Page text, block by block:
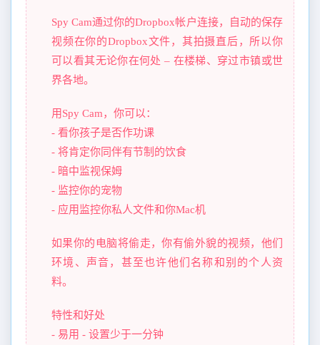
Spy Cam通过你的Dropbox帐户连接，自动的保存
视频在你的Dropbox文件，其拍摄直后，所以你
可以看其无论你在何处 – 在楼梯、穿过市镇或世
界各地。
用Spy Cam，你可以：
- 看你孩子是否作功课
- 将肯定你同伴有节制的饮食
- 暗中监视保姆
- 监控你的宠物
- 应用监控你私人文件和你Mac机
如果你的电脑将偷走，你有偷外貌的视频，他们
环境、声音，甚至也许他们名称和别的个人资
料。
特性和好处
- 易用 - 设置少于一分钟